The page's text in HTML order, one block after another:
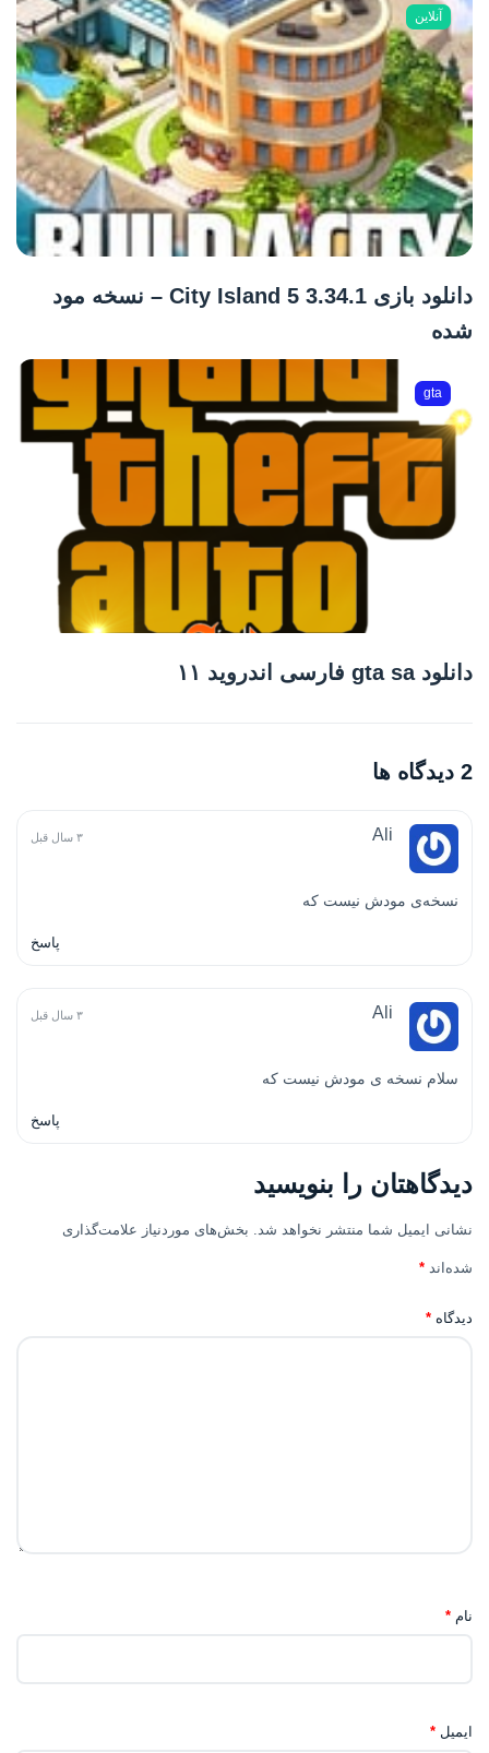
آنلاین
دانلود بازی City Island 5 3.34.1 – نسخه مود
شده
gta
دانلود gta sa فارسی اندروید ۱۱
2 دیدگاه ها
Ali ۳ سال قبل
نسخه‌ی مودش نیست که
پاسخ
Ali ۳ سال قبل
سلام نسخه ی مودش نیست که
پاسخ
دیدگاهتان را بنویسید
نشانی ایمیل شما منتشر نخواهد شد. بخش‌های موردنیاز علامت‌گذاری
شده‌اند *
دیدگاه *
نام *
ایمیل *